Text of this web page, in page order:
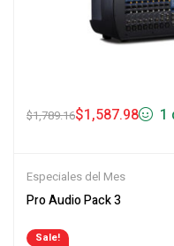
$1,789.16$1,587.98 1
Especiales del Mes
Pro Audio Pack 3
Sale!